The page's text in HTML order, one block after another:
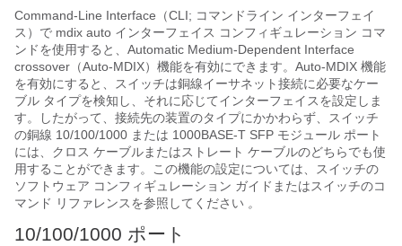
Command-Line Interface（CLI; コマンドライン インターフェイ
ス）で mdix auto インターフェイス コンフィギュレーション コマ
ンドを使用すると、Automatic Medium-Dependent Interface
crossover（Auto-MDIX）機能を有効にできます。Auto-MDIX 機能
を有効にすると、スイッチは銅線イーサネット接続に必要なケー
ブル タイプを検知し、それに応じてインターフェイスを設定しま
す。したがって、接続先の装置のタイプにかかわらず、スイッチ
の銅線 10/100/1000 または 1000BASE-T SFP モジュール ポート
には、クロス ケーブルまたはストレート ケーブルのどちらでも使
用することができます。この機能の設定については、スイッチの
ソフトウェア コンフィギュレーション ガイドまたはスイッチのコ
マンド リファレンスを参照してください 。
10/100/1000 ポート